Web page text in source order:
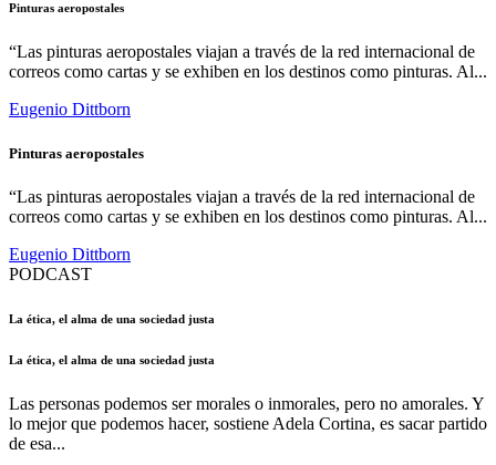
Pinturas aeropostales
“Las pinturas aeropostales viajan a través de la red internacional de
correos como cartas y se exhiben en los destinos como pinturas. Al...
Eugenio Dittborn
Pinturas aeropostales
“Las pinturas aeropostales viajan a través de la red internacional de
correos como cartas y se exhiben en los destinos como pinturas. Al...
Eugenio Dittborn
PODCAST
La ética, el alma de una sociedad justa
La ética, el alma de una sociedad justa
Las personas podemos ser morales o inmorales, pero no amorales. Y
lo mejor que podemos hacer, sostiene Adela Cortina, es sacar partido
de esa...